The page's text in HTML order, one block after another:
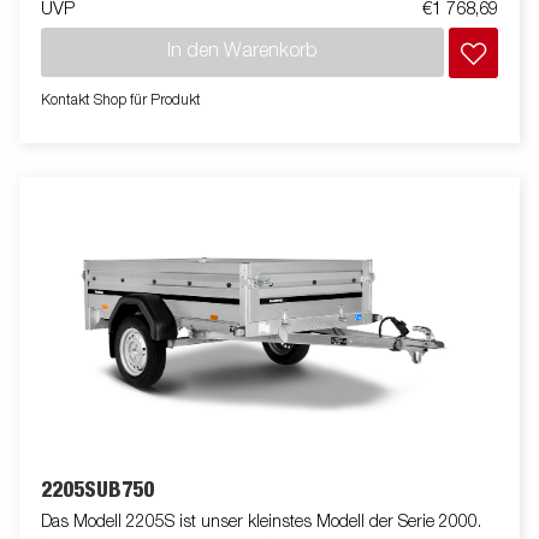
Zurrösen für eine sichere Verladung der Ware ausgestattet. Wie
für unsere Anhänger an. Die Bilder dienen der Illustration und
UVP €1 768,69
In den Warenkorb
Kontakt Shop für Produkt
2205SUB750
Das Modell 2205S ist unser kleinstes Modell der Serie 2000.